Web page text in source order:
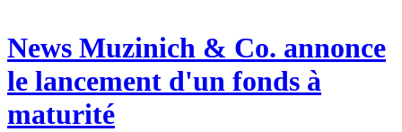
News Muzinich & Co. annonce
le lancement d'un fonds à
maturité